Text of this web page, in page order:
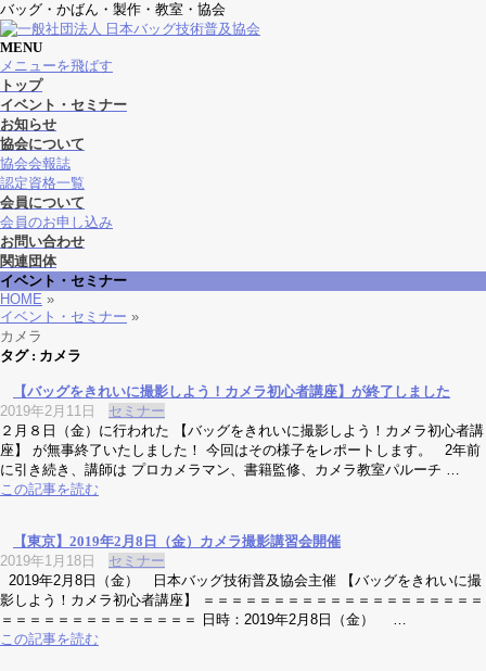
バッグ・かばん・製作・教室・協会
MENU
メニューを飛ばす
トップ
イベント・セミナー
お知らせ
協会について
協会会報誌
認定資格一覧
会員について
会員のお申し込み
お問い合わせ
関連団体
イベント・セミナー
HOME »
イベント・セミナー »
カメラ
タグ : カメラ
【バッグをきれいに撮影しよう！カメラ初心者講座】が終了しました
2019年2月11日
セミナー
２月８日（金）に行われた 【バッグをきれいに撮影しよう！カメラ初心者講
座】 が無事終了いたしました！ 今回はその様子をレポートします。 2年前
に引き続き、講師は プロカメラマン、書籍監修、カメラ教室パルーチ …
この記事を読む
【東京】2019年2月8日（金）カメラ撮影講習会開催
2019年1月18日
セミナー
2019年2月8日（金） 日本バッグ技術普及協会主催 【バッグをきれいに撮
影しよう！カメラ初心者講座】 ＝＝＝＝＝＝＝＝＝＝＝＝＝＝＝＝＝＝＝＝
＝＝＝＝＝＝＝＝＝＝＝＝＝＝ 日時：2019年2月8日（金） …
この記事を読む